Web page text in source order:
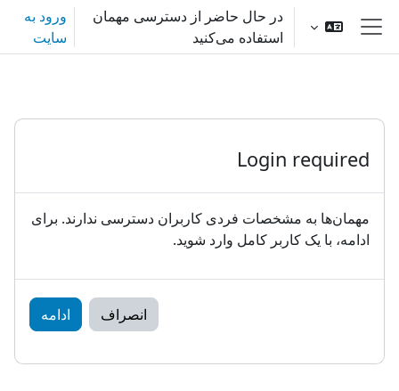
پرش به محتوای اصلی
پنل کناری
در حال حاضر از دسترسی مهمان
استفاده می‌کنید
ورود به
سایت
Login required
مهمان‌ها به مشخصات فردی کاربران دسترسی ندارند. برای
ادامه، با یک کاربر کامل وارد شوید.
انصراف ادامه